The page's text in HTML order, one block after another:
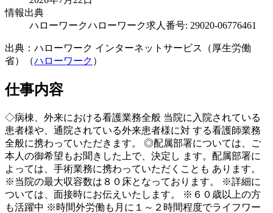
情報出典
ハローワークハローワーク求人番号: 29020-06776461
出典：ハローワーク インターネットサービス（厚生労働
省）（ハローワーク ）
仕事内容
◇病棟、外来における看護業務全般 当院に入院されている
患者様や、通院されている外来患者様に対 する看護師業務
全般に携わっていただきます。 ◎配属部署については、ご
本人の御希望もお聞きした上で、決定し ます。配属部署に
よっては、手術業務に携わっていただくことも あります。
※当院の最大収容数は８０床となっております。 ※詳細に
ついては、面接時にお伝えいたします。 ※６０歳以上の方
も活躍中 ※時間外労働も月に１～２時間程度でライフワー